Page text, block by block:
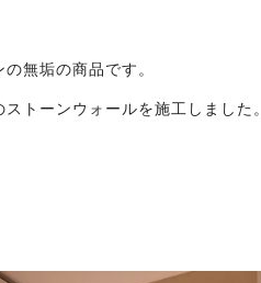
無垢の商品です。
トーンウォールを施工しました。